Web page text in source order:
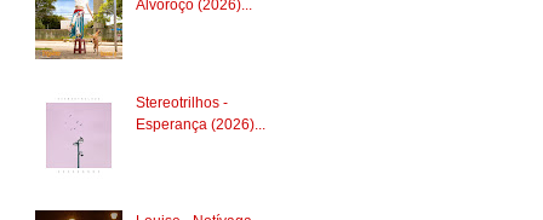
Alvoroço (2026)...
Stereotrilhos -
Esperança (2026)...